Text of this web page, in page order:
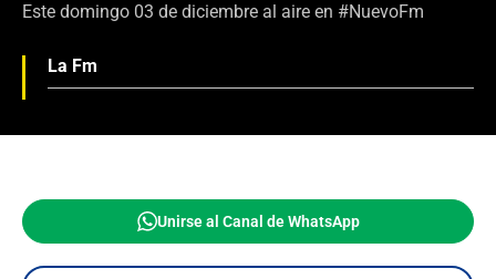
Este domingo 03 de diciembre al aire en #NuevoFm
La Fm
Unirse al Canal de WhatsApp